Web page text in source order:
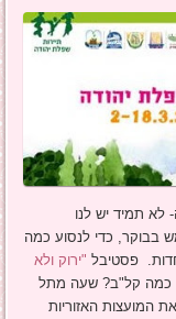
לא תמיד יש לנו
כדי לנסוע כמה
פסטיבל "ירוק ולא
כמה קל"ב? שעה מתל
המועצות האזוריות